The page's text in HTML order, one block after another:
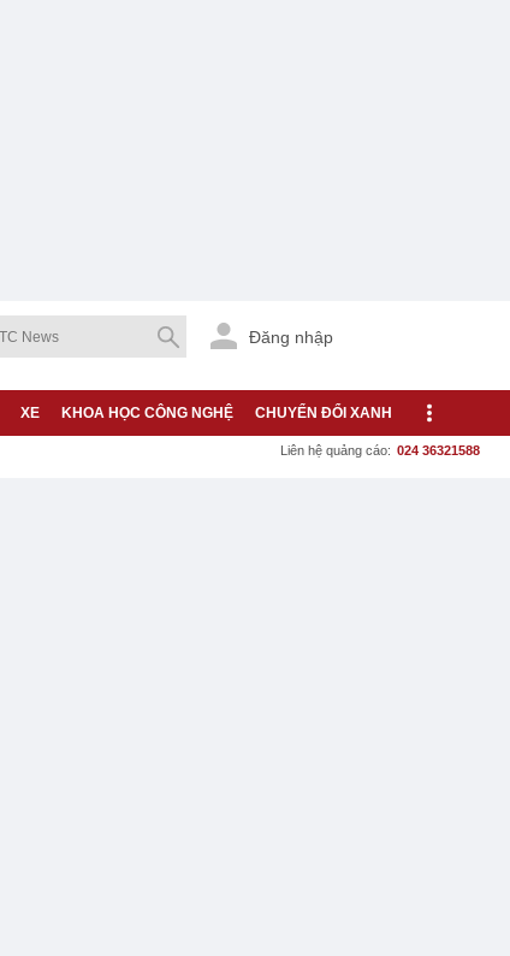
Đăng nhập
XE KHOA HỌC CÔNG NGHỆ CHUYỂN ĐỔI XANH
Liên hệ quảng cáo: 024 36321588